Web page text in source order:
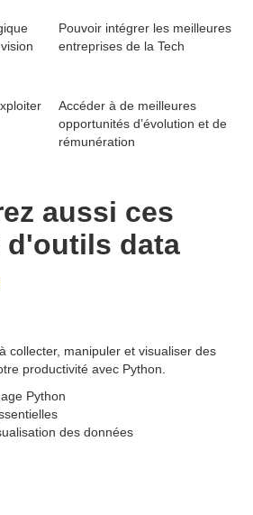
Pouvoir intégrer les meilleures
entreprises de la Tech
Accéder à de meilleures
opportunités d’évolution et de
rémunération
aussi ces
data
collecter, manipuler et visualiser des
productivité avec Python.
Python
des données